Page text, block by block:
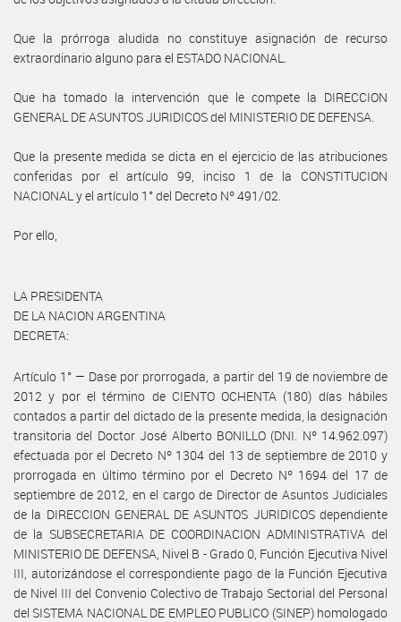
Que la prórroga aludida no constituye asignación de recurso
extraordinario alguno para el ESTADO NACIONAL.
Que ha tomado la intervención que le compete la DIRECCION
GENERAL DE ASUNTOS JURIDICOS del MINISTERIO DE DEFENSA.
Que la presente medida se dicta en el ejercicio de las atribuciones
conferidas por el artículo 99, inciso 1 de la CONSTITUCION
NACIONAL y el artículo 1° del Decreto Nº 491/02.
Por ello,
LA PRESIDENTA
DE LA NACION ARGENTINA
DECRETA:
Artículo 1° — Dase por prorrogada, a partir del 19 de noviembre de
2012 y por el término de CIENTO OCHENTA (180) días hábiles
contados a partir del dictado de la presente medida, la designación
transitoria del Doctor José Alberto BONILLO (DNI. Nº 14.962.097)
efectuada por el Decreto Nº 1304 del 13 de septiembre de 2010 y
prorrogada en último término por el Decreto Nº 1694 del 17 de
septiembre de 2012, en el cargo de Director de Asuntos Judiciales
de la DIRECCION GENERAL DE ASUNTOS JURIDICOS dependiente
de la SUBSECRETARIA DE COORDINACION ADMINISTRATIVA del
MINISTERIO DE DEFENSA, Nivel B - Grado 0, Función Ejecutiva Nivel
III, autorizándose el correspondiente pago de la Función Ejecutiva
de Nivel III del Convenio Colectivo de Trabajo Sectorial del Personal
del SISTEMA NACIONAL DE EMPLEO PUBLICO (SINEP) homologado